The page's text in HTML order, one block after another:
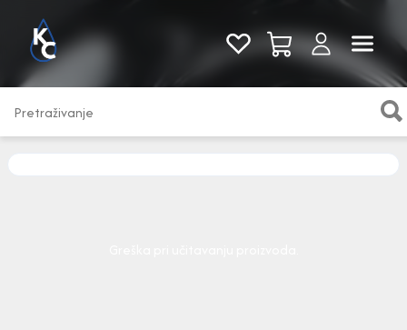
Pogledaj sve